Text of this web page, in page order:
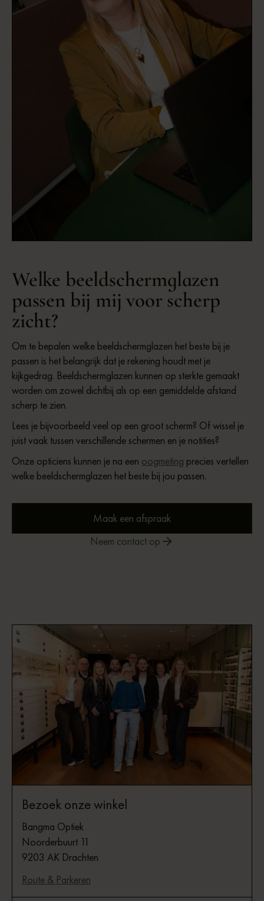
Welke beeldschermglazen
passen bij mij voor scherp
zicht?
Om te bepalen welke beeldschermglazen het beste bij je
passen is het belangrijk dat je rekening houdt met je
kijkgedrag. Beeldschermglazen kunnen op sterkte gemaakt
worden om zowel dichtbij als op een gemiddelde afstand
scherp te zien.
Lees je bijvoorbeeld veel op een groot scherm? Of wissel je
juist vaak tussen verschillende schermen en je notities?
Onze opticiens kunnen je na een oogmeting precies vertellen
welke beeldschermglazen het beste bij jou passen.
Maak een afspraak
Neem contact op
Bezoek onze winkel
Bangma Optiek
Noorderbuurt 11
9203 AK Drachten
Route & Parkeren